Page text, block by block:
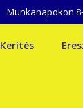
Munkanapokon
Kerítés